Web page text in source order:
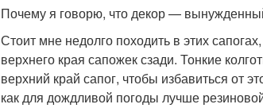
Почему я говорю, что декор —
Стоит мне недолго походить в этих
верхнего края сапожек сзади. Тонкие
верхний край сапог, чтобы избавиться от
как для дождливой погоды лучше